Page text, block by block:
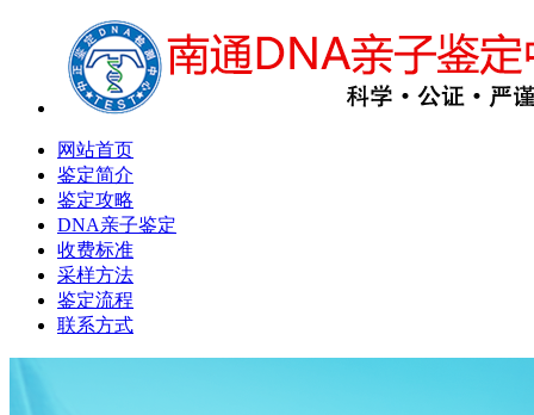
网站首页
鉴定简介
鉴定攻略
DNA亲子鉴定
收费标准
采样方法
鉴定流程
联系方式